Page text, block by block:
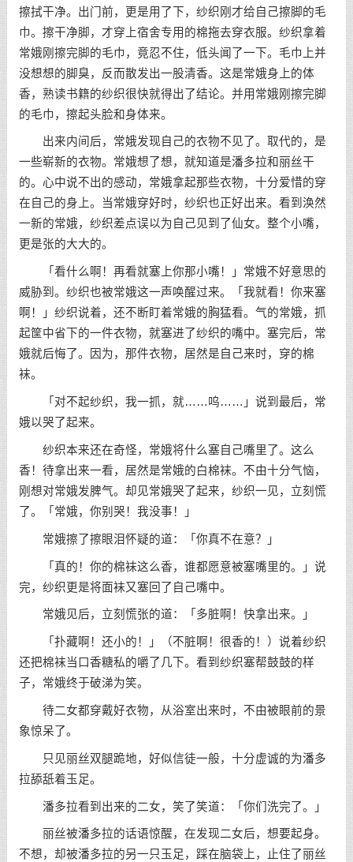
擦拭干净。出门前，更是用了下，纱织刚才给自己擦脚的毛
巾。擦干净脚，才穿上宿舍专用的棉拖去穿衣服。纱织拿着
常娥刚擦完脚的毛巾，竟忍不住，低头闻了一下。毛巾上并
没想想的脚臭，反而散发出一股清香。这是常娥身上的体
香，熟读书籍的纱织很快就得出了结论。并用常娥刚擦完脚
的毛巾，擦起头脸和身体来。
出来内间后，常娥发现自己的衣物不见了。取代的，是
一些崭新的衣物。常娥想了想，就知道是潘多拉和丽丝干
的。心中说不出的感动，常娥拿起那些衣物，十分爱惜的穿
在自己的身上。当常娥穿好时，纱织也正好出来。看到涣然
一新的常娥，纱织差点误以为自己见到了仙女。整个小嘴，
更是张的大大的。
「看什么啊！再看就塞上你那小嘴！」常娥不好意思的
威胁到。纱织也被常娥这一声唤醒过来。「我就看！你来塞
啊！」纱织说着，还不断盯着常娥的胸猛看。气的常娥，抓
起筐中省下的一件衣物，就塞进了纱织的嘴中。塞完后，常
娥就后悔了。因为，那件衣物，居然是自己来时，穿的棉
袜。
「对不起纱织，我一抓，就……呜……」说到最后，常
娥以哭了起来。
纱织本来还在奇怪，常娥将什么塞自己嘴里了。这么
香！待拿出来一看，居然是常娥的白棉袜。不由十分气恼，
刚想对常娥发脾气。却见常娥哭了起来，纱织一见，立刻慌
了。「常娥，你别哭！我没事！」
常娥擦了擦眼泪怀疑的道：「你真不在意？」
「真的！你的棉袜这么香，谁都愿意被塞嘴里的。」说
完，纱织更是将面袜又塞回了自己嘴中。
常娥见后，立刻慌张的道：「多脏啊！快拿出来。」
「扑藏啊！还小的！」（不脏啊！很香的！）说着纱织
还把棉袜当口香糖私的嚼了几下。看到纱织塞帮鼓鼓的样
子，常娥终于破涕为笑。
待二女都穿戴好衣物，从浴室出来时，不由被眼前的景
象惊呆了。
只见丽丝双腿跪地，好似信徒一般，十分虚诚的为潘多
拉舔舐着玉足。
潘多拉看到出来的二女，笑了笑道：「你们洗完了。」
丽丝被潘多拉的话语惊醒，在发现二女后，想要起身。
不想，却被潘多拉的另一只玉足，踩在脑袋上，止住了丽丝